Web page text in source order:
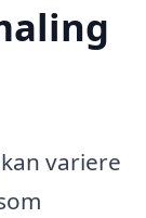
variere